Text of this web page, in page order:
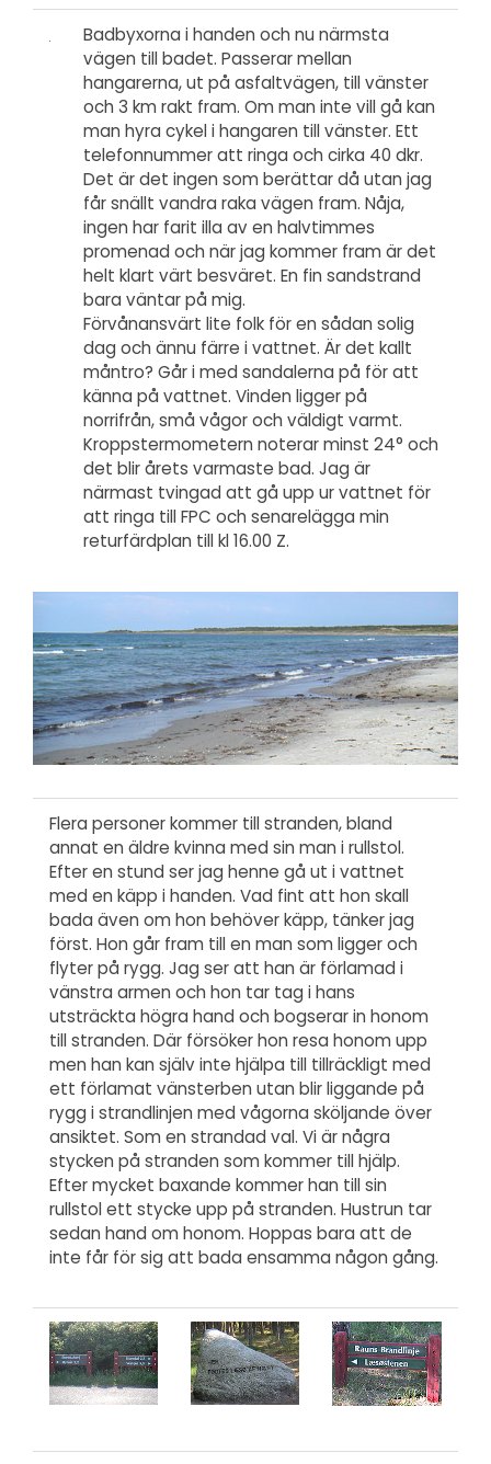
Badbyxorna i handen och nu närmsta
vägen till badet. Passerar mellan
hangarerna, ut på asfaltvägen, till vänster
och 3 km rakt fram. Om man inte vill gå kan
man hyra cykel i hangaren till vänster. Ett
telefonnummer att ringa och cirka 40 dkr.
Det är det ingen som berättar då utan jag
får snällt vandra raka vägen fram. Nåja,
ingen har farit illa av en halvtimmes
promenad och när jag kommer fram är det
helt klart värt besväret. En fin sandstrand
bara väntar på mig.
Förvånansvärt lite folk för en sådan solig
dag och ännu färre i vattnet. Är det kallt
måntro? Går i med sandalerna på för att
känna på vattnet. Vinden ligger på
norrifrån, små vågor och väldigt varmt.
Kroppstermometern noterar minst 24° och
det blir årets varmaste bad. Jag är
närmast tvingad att gå upp ur vattnet för
att ringa till FPC och senarelägga min
returfärdplan till kl 16.00 Z.
Flera personer kommer till stranden, bland
annat en äldre kvinna med sin man i rullstol.
Efter en stund ser jag henne gå ut i vattnet
med en käpp i handen. Vad fint att hon skall
bada även om hon behöver käpp, tänker jag
först. Hon går fram till en man som ligger och
flyter på rygg. Jag ser att han är förlamad i
vänstra armen och hon tar tag i hans
utsträckta högra hand och bogserar in honom
till stranden. Där försöker hon resa honom upp
men han kan själv inte hjälpa till tillräckligt med
ett förlamat vänsterben utan blir liggande på
rygg i strandlinjen med vågorna sköljande över
ansiktet. Som en strandad val. Vi är några
stycken på stranden som kommer till hjälp.
Efter mycket baxande kommer han till sin
rullstol ett stycke upp på stranden. Hustrun tar
sedan hand om honom. Hoppas bara att de
inte får för sig att bada ensamma någon gång.